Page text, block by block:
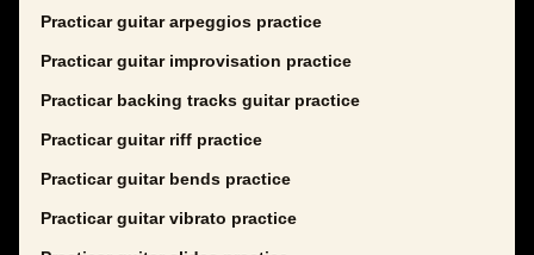
Practicar guitar arpeggios practice
Practicar guitar improvisation practice
Practicar backing tracks guitar practice
Practicar guitar riff practice
Practicar guitar bends practice
Practicar guitar vibrato practice